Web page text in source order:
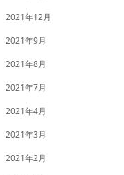
2021年12月
2021年9月
2021年8月
2021年7月
2021年4月
2021年3月
2021年2月